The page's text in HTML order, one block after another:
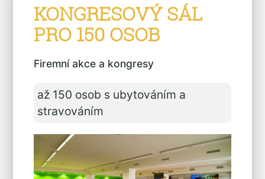
KONGRESOVÝ SÁL
PRO 150 OSOB
Firemní akce a kongresy
až 150 osob s ubytováním a
stravováním